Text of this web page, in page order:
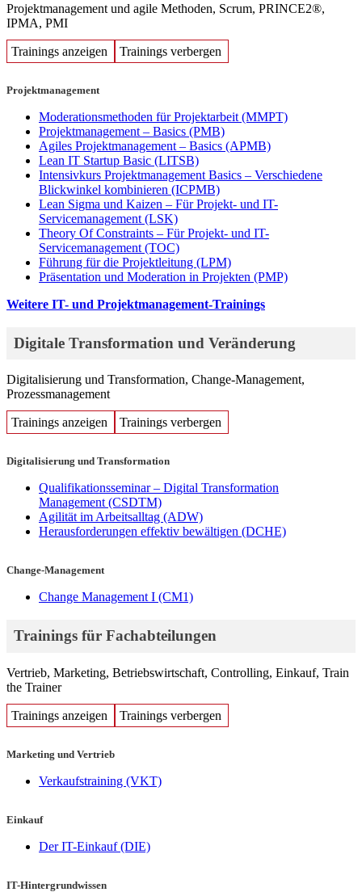
Projektmanagement und agile Methoden, Scrum, PRINCE2®,
IPMA, PMI
Trainings anzeigen Trainings verbergen
Projektmanagement
Moderationsmethoden für Projektarbeit (MMPT)
Projektmanagement – Basics (PMB)
Agiles Projektmanagement – Basics (APMB)
Lean IT Startup Basic (LITSB)
Intensivkurs Projektmanagement Basics – Verschiedene
Blickwinkel kombinieren (ICPMB)
Lean Sigma und Kaizen – Für Projekt- und IT-
Servicemanagement (LSK)
Theory Of Constraints – Für Projekt- und IT-
Servicemanagement (TOC)
Führung für die Projektleitung (LPM)
Präsentation und Moderation in Projekten (PMP)
Weitere IT- und Projektmanagement-Trainings
Digitale Transformation und Veränderung
Digitalisierung und Transformation, Change-Management,
Prozessmanagement
Trainings anzeigen Trainings verbergen
Digitalisierung und Transformation
Qualifikationsseminar – Digital Transformation
Management (CSDTM)
Agilität im Arbeitsalltag (ADW)
Herausforderungen effektiv bewältigen (DCHE)
Change-Management
Change Management I (CM1)
Trainings für Fachabteilungen
Vertrieb, Marketing, Betriebswirtschaft, Controlling, Einkauf, Train
the Trainer
Trainings anzeigen Trainings verbergen
Marketing und Vertrieb
Verkaufstraining (VKT)
Einkauf
Der IT-Einkauf(DIE)
IT-Hintergrundwissen